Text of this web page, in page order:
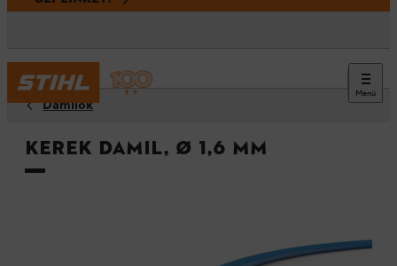
Menü
Damilok
Kerek damil, Ø 1,6 mm